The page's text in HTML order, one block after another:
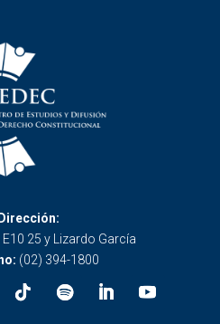
Dirección:
25 y Lizardo García
(02) 394-1800